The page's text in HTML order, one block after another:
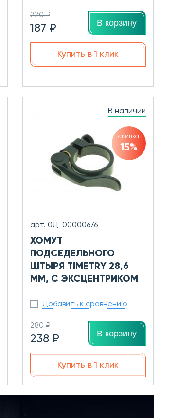
220 ₽
187 ₽ В корзину
Купить в 1 клик
В наличии
скидка
15%
арт. 0Д-00000676
ХОМУТ
ПОДСЕДЕЛЬНОГО
ШТЫРЯ TIMETRY 28,6
ММ, С ЭКСЦЕНТРИКОМ
Добавить к сравнению
280 ₽
238 ₽ В корзину
Купить в 1 клик